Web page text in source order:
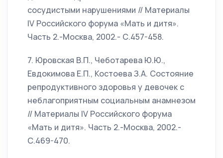
сосудистыми нарушениями // Материалы
IV Российского форума «Мать и дитя».
Часть 2.-Москва, 2002.- С.457-458.
7. Юровская В.П., Чеботарева Ю.Ю.,
Евдокимова Е.П., Костоева З.А. Состояние
репродуктивного здоровья у девочек с
неблагоприятным социальным анамнезом
// Материалы IV Российского форума
«Мать и дитя». Часть 2.-Москва, 2002.-
С.469-470.